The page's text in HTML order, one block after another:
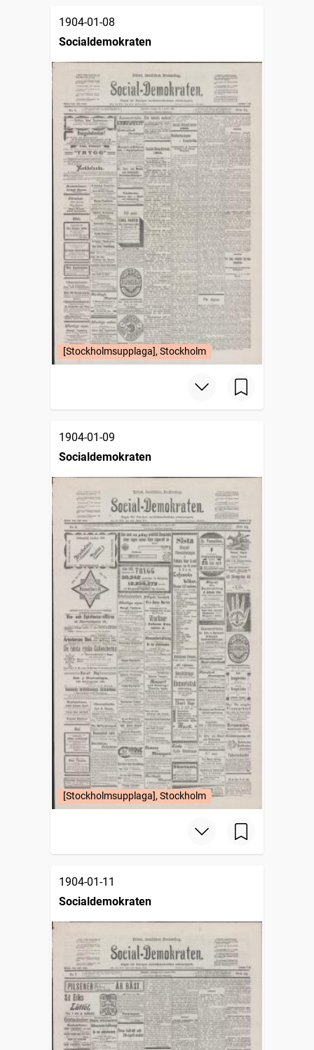
1904-01-08
Socialdemokraten
[Stockholmsupplaga], Stockholm
1904-01-09
Socialdemokraten
[Stockholmsupplaga], Stockholm
1904-01-11
Socialdemokraten